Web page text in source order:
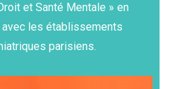
et Santé Mentale » en
avec les établissements
parisiens.